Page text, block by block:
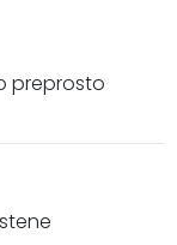
preprosto